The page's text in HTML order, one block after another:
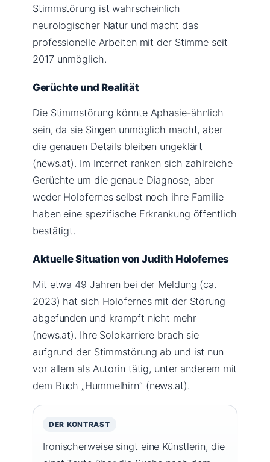
Stimmstörung ist wahrscheinlich
neurologischer Natur und macht das
professionelle Arbeiten mit der Stimme seit
2017 unmöglich.
Gerüchte und Realität
Die Stimmstörung könnte Aphasie-ähnlich
sein, da sie Singen unmöglich macht, aber
die genauen Details bleiben ungeklärt
(news.at). Im Internet ranken sich zahlreiche
Gerüchte um die genaue Diagnose, aber
weder Holofernes selbst noch ihre Familie
haben eine spezifische Erkrankung öffentlich
bestätigt.
Aktuelle Situation von Judith Holofernes
Mit etwa 49 Jahren bei der Meldung (ca.
2023) hat sich Holofernes mit der Störung
abgefunden und krampft nicht mehr
(news.at). Ihre Solokarriere brach sie
aufgrund der Stimmstörung ab und ist nun
vor allem als Autorin tätig, unter anderem mit
dem Buch „Hummelhirn” (news.at).
DER KONTRAST
Ironischerweise singt eine Künstlerin, die